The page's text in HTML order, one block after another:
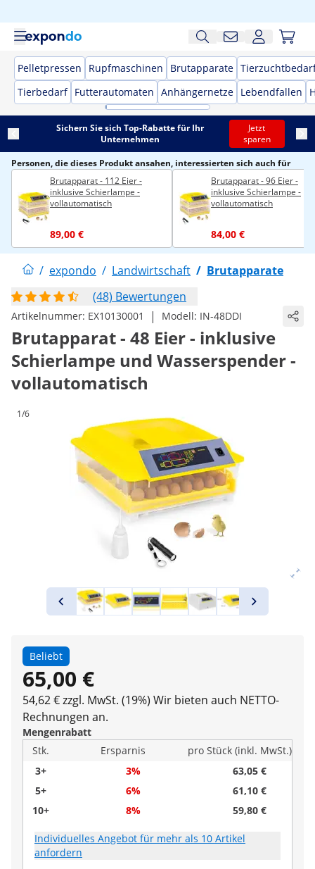
Pelletpressen Rupfmaschinen Brutapparate
Tierbedarf Futterautomaten Anhängernetze Lebendfallen
Sichern Sie sich Top-Rabatte für Ihr
Unternehmen
Jetzt
sparen
Personen, die dieses Produkt ansahen, interessierten sich auch für
Brutapparat - 112 Eier -
inklusive Schierlampe -
vollautomatisch
89,00 €
Brutapparat - 96 Eier -
inklusive Schierlampe -
vollautomatisch
84,00 €
/ expondo / Landwirtschaft / Brutapparate
(48) Bewertungen
Artikelnummer: EX10130001 | Modell: IN-48DDI
Brutapparat - 48 Eier - inklusive
Schierlampe und Wasserspender -
vollautomatisch
1/6
Beliebt
65,00 €
54,62 € zzgl. MwSt. (19%) Wir bieten auch NETTO-
Rechnungen an.
Mengenrabatt
Stk.
Ersparnis
pro Stück (inkl. MwSt.)
3+
3%
63,05 €
5+
6%
61,10 €
10+
8% 59,80 €
Individuelles Angebot für mehr als 10 Artikel
anfordern